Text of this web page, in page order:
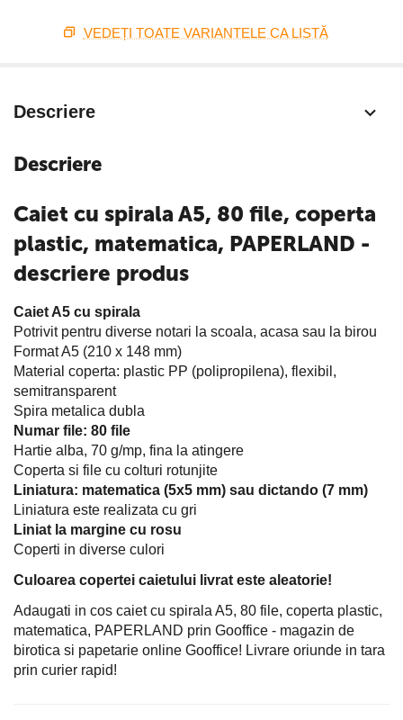
VEDEȚI TOATE VARIANTELE CA LISTĂ
Descriere
Descriere
Caiet cu spirala A5, 80 file, coperta
plastic, matematica, PAPERLAND -
descriere produs
Caiet A5 cu spirala
Potrivit pentru diverse notari la scoala, acasa sau la birou
Format A5 (210 x 148 mm)
Material coperta: plastic PP (polipropilena), flexibil,
semitransparent
Spira metalica dubla
Numar file: 80 file
Hartie alba, 70 g/mp, fina la atingere
Coperta si file cu colturi rotunjite
Liniatura: matematica (5x5 mm) sau dictando (7 mm)
Liniatura este realizata cu gri
Liniat la margine cu rosu
Coperti in diverse culori
Culoarea copertei caietului livrat este aleatorie!
Adaugati in cos caiet cu spirala A5, 80 file, coperta plastic,
matematica, PAPERLAND prin Gooffice - magazin de
birotica si papetarie online Gooffice! Livrare oriunde in tara
prin curier rapid!